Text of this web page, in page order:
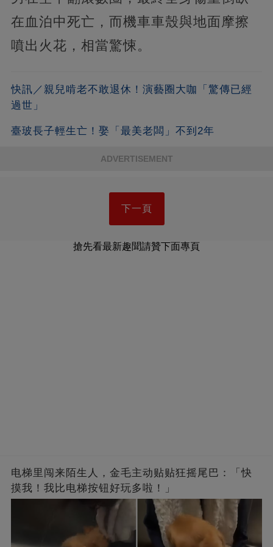
在血泊中死亡，而機車車殼與地面摩擦
噴出火花，相當驚悚。
快訊／親兒啃老不敢退休！演藝圈大咖「驚傳已經
過世」
臺玻長子輕生亡！娶「最美老闆」不到2年
ADVERTISEMENT
下一頁
搶先看最新趣聞請贊下面專頁
电梯里闯来陌生人，金毛主动贴贴狂摇尾巴：「快
摸我！我比电梯按钮好玩多啦！」